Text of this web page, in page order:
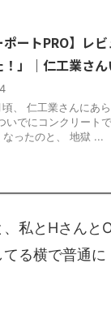
ートPRO】レ
！」｜仁工業さ
、 仁工業さんにあ
いでにコンクリート
なったのと、 地獄 ...
私とHさん
る横で普通